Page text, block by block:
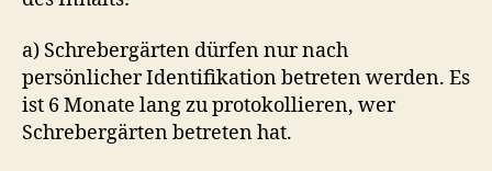
a) Schrebergärten dürfen nur nach
persönlicher Identifikation betreten werden. Es
ist 6 Monate lang zu protokollieren, wer
Schrebergärten betreten hat.